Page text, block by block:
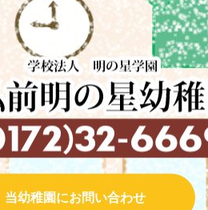
当幼稚園にお問い合わせ